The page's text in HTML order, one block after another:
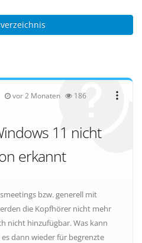
vor 2 Monaten 186
11 nicht
erkannt
bzw. generell mit
die Kopfhörer nicht mehr
nicht hinzufügbar. Was kann
dann wieder für begrenzte